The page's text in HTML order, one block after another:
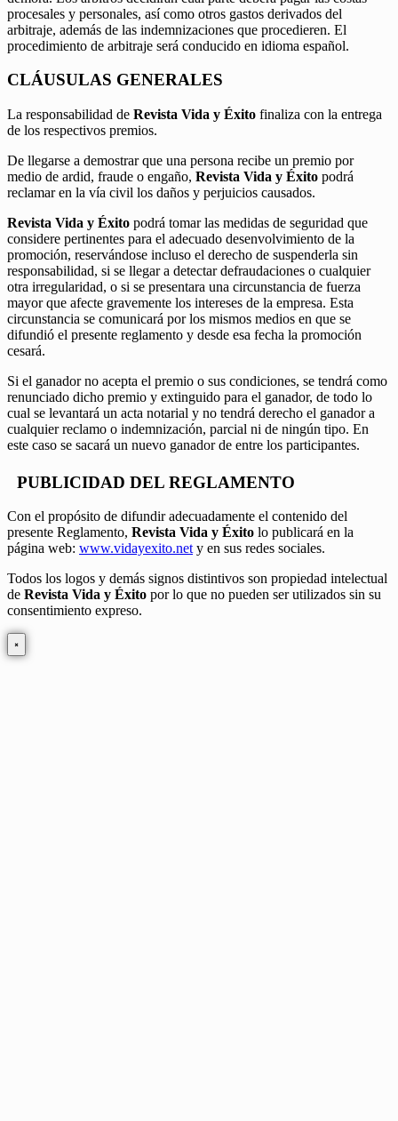
procesales y personales, así como otros gastos derivados del
arbitraje, además de las indemnizaciones que procedieren. El
procedimiento de arbitraje será conducido en idioma español.
CLÁUSULAS GENERALES
La responsabilidad de Revista Vida y Éxito finaliza con la entrega
de los respectivos premios.
De llegarse a demostrar que una persona recibe un premio por
medio de ardid, fraude o engaño, Revista Vida y Éxito podrá
reclamar en la vía civil los daños y perjuicios causados.
Revista Vida y Éxito podrá tomar las medidas de seguridad que
considere pertinentes para el adecuado desenvolvimiento de la
promoción, reservándose incluso el derecho de suspenderla sin
responsabilidad, si se llegar a detectar defraudaciones o cualquier
otra irregularidad, o si se presentara una circunstancia de fuerza
mayor que afecte gravemente los intereses de la empresa. Esta
circunstancia se comunicará por los mismos medios en que se
difundió el presente reglamento y desde esa fecha la promoción
cesará.
Si el ganador no acepta el premio o sus condiciones, se tendrá como
renunciado dicho premio y extinguido para el ganador, de todo lo
cual se levantará un acta notarial y no tendrá derecho el ganador a
cualquier reclamo o indemnización, parcial ni de ningún tipo. En
este caso se sacará un nuevo ganador de entre los participantes.
PUBLICIDAD DEL REGLAMENTO
Con el propósito de difundir adecuadamente el contenido del
presente Reglamento, Revista Vida y Éxito lo publicará en la
página web: www.vidayexito.nety en sus redes sociales.
Todos los logos y demás signos distintivos son propiedad intelectual
de Revista Vida y Éxito por lo que no pueden ser utilizados sin su
consentimiento expreso.
×